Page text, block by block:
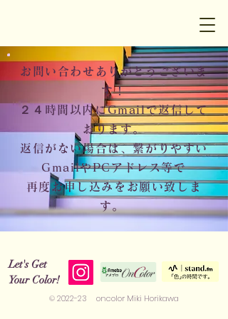
お問い合わせありがとうございま
す！
２４時間以内にGmailで返信して
おります。
返信がない場合は、繋がりやすい
GmailやPCアドレス等で
再度お申し込みをお願い致しま
す。
Let's Get
Your Color!
© 2022-23 oncolor Miki Horikawa